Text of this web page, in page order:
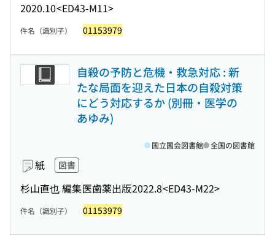
2020.10<ED43-M11>
件名（識別子） 01153979
自殺の予防と危機・救急対応 : 新
たな局面を迎えた日本の自殺対策
にどう対応するか (別冊・医学の
あゆみ)
紙 図書
杉山直也 編集医歯薬出版2022.8<ED43-M22>
国立国会図書館 全国の図書館
件名（識別子） 01153979